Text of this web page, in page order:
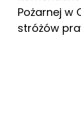
Pożarnej w
stróżów